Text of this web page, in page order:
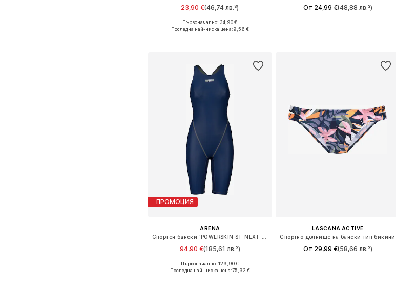
23,90 €(46,74 лв.³)
Налични размери: 70, 75, 75
Първоначално: 34,90 €
Последна най-ниска цена:9,56 €
От 24,99 €(48,88 лв.³)
ПРОМОЦИЯ
ARENA
94,90 €(185,61 лв.³)
Предлага се в много размери
Първоначално: 129,90 €
Последна най-ниска цена:75,92 €
LASCANA ACTIVE
Спортно долнище на бански тип бикини
От 29,99 €(58,66 лв.³)